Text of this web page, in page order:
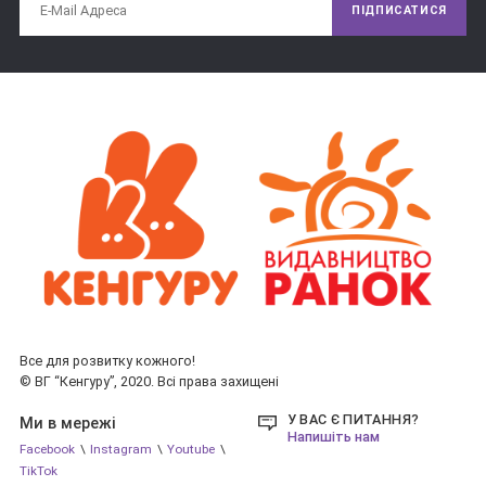
втрачають своєї мудрості і простоти. І сьогодні в цих
історіях можна знайти відповіді на багато важливих питань,
які постають перед кожним вже в ранньому дитинстві.
ПІДПИСАТИСЯ
Все для розвитку кожного!
© ВГ “Кенгуру”, 2020. Всі права захищені
У ВАС Є ПИТАННЯ?
Напишіть нам
Ми в мережі
Facebook \ Instagram \ Youtube \
TikTok